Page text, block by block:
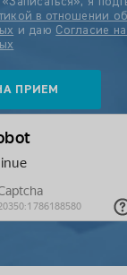
в отношении
и даю Согласие